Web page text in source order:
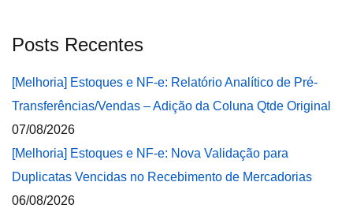
Posts Recentes
[Melhoria] Estoques e NF-e: Relatório Analítico de Pré-
Transferências/Vendas – Adição da Coluna Qtde Original
07/08/2026
[Melhoria] Estoques e NF-e: Nova Validação para
Duplicatas Vencidas no Recebimento de Mercadorias
06/08/2026